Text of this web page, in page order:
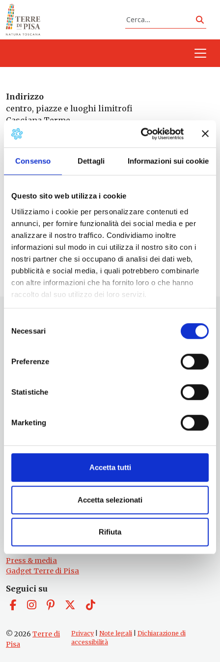
Consenso Dettagli Informazioni sui cookie
Questo sito web utilizza i cookie
Utilizziamo i cookie per personalizzare contenuti ed
annunci, per fornire funzionalità dei social media e per
analizzare il nostro traffico. Condividiamo inoltre
informazioni sul modo in cui utilizza il nostro sito con i
nostri partner che si occupano di analisi dei dati web,
pubblicità e social media, i quali potrebbero combinarle
con altre informazioni che ha fornito loro o che hanno
raccolto dal suo utilizzo dei loro servizi.
delNecessari
Preferenze
Statistiche
Marketing
Accetta tutti
Accetta selezionati
Rifiuta
Vai al contenuto
Cerca
Indirizzo
centro, piazze e luoghi limitrofi
Casciana Terme
Prossimi eventi
Fiera di Santa Lucia e Palio delle Contrade |
Perignano- 04/09/2026 - 13/09/2026 - 21:00 -
23:00
Vuoi aggiornamenti su cosa fare e cosa vedere nelle Terre
Iscriviti alla nostra newsletter! Subito una sorpresa per te!
Per informazioni
Esperienze
Itinerari
Press & media
Gadget Terre di Pisa
Seguici su
© 2026 Terre di
Pisa
Privacy| Note legali| Dichiarazione di
accessibilità